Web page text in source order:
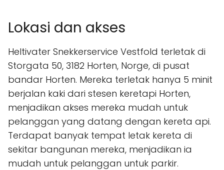
Lokasi dan akses
Heltivater Snekkerservice Vestfold terletak di
Storgata 50, 3182 Horten, Norge, di pusat
bandar Horten. Mereka terletak hanya 5 minit
berjalan kaki dari stesen keretapi Horten,
menjadikan akses mereka mudah untuk
pelanggan yang datang dengan kereta api.
Terdapat banyak tempat letak kereta di
sekitar bangunan mereka, menjadikan ia
mudah untuk pelanggan untuk parkir.